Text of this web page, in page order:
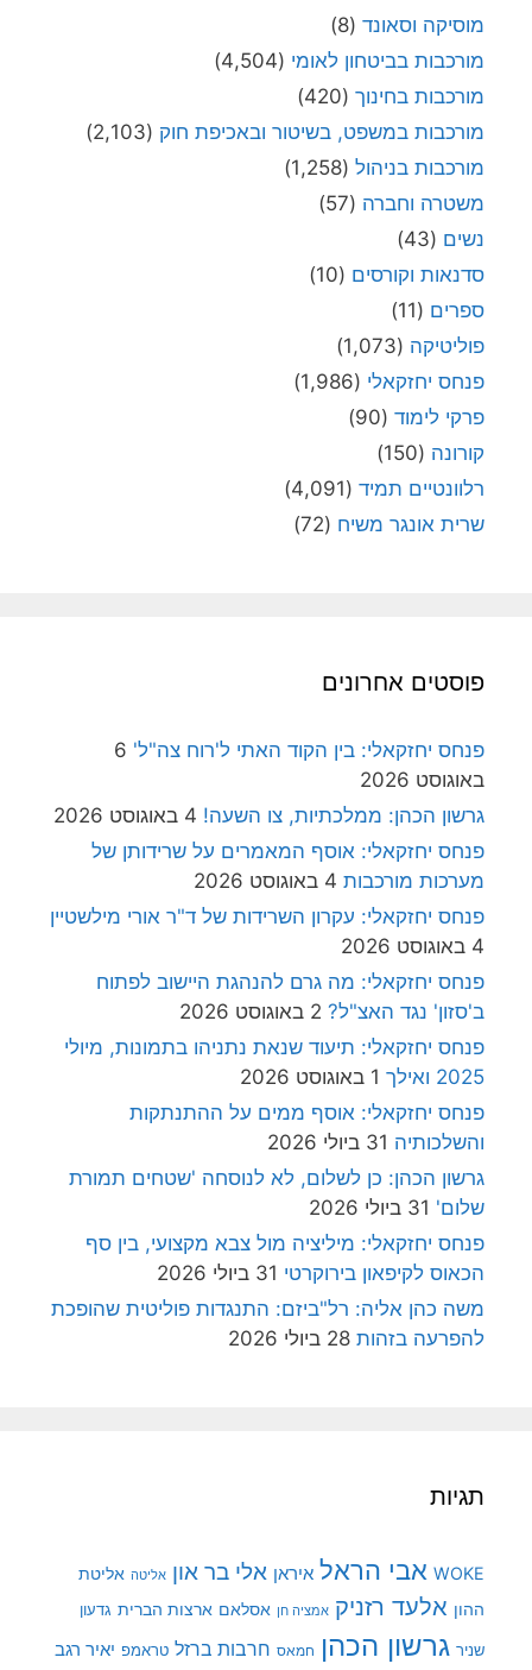
מוסיקה וסאונד (8)
מורכבות בביטחון לאומי (4,504)
מורכבות בחינוך (420)
מורכבות במשפט, בשיטור ובאכיפת חוק (2,103)
מורכבות בניהול (1,258)
משטרה וחברה (57)
נשים (43)
סדנאות וקורסים (10)
ספרים (11)
פוליטיקה (1,073)
פנחס יחזקאלי (1,986)
פרקי לימוד (90)
קורונה (150)
רלוונטיים תמיד (4,091)
שרית אונגר משיח (72)
פוסטים אחרונים
פנחס יחזקאלי: בין הקוד האתי ל'רוח צה"ל' 6
באוגוסט 2026
גרשון הכהן: ממלכתיות, צו השעה! 4 באוגוסט 2026
פנחס יחזקאלי: אוסף המאמרים על שרידותן של
מערכות מורכבות 4 באוגוסט 2026
פנחס יחזקאלי: עקרון השרידות של ד"ר אורי מילשטיין
4 באוגוסט 2026
פנחס יחזקאלי: מה גרם להנהגת היישוב לפתוח
ב'סזון' נגד האצ"ל? 2 באוגוסט 2026
פנחס יחזקאלי: תיעוד שנאת נתניהו בתמונות, מיולי
2025 ואילך
1 באוגוסט 2026
פנחס יחזקאלי: אוסף ממים על ההתנתקות
והשלכותיה 31 ביולי 2026
גרשון הכהן: כן לשלום, לא לנוסחה 'שטחים תמורת
שלום' 31 ביולי 2026
פנחס יחזקאלי: מיליציה מול צבא מקצועי, בין סף
הכאוס לקיפאון בירוקרטי 31 ביולי 2026
משה כהן אליה: רל"ביזם: התנגדות פוליטית שהופכת
להפרעה בזהות 28 ביולי 2026
תגיות
WOKE אבי הראל איראן אלי בר און אליטה אליטת
ההון אלעד רזניק אמציה חן אסלאם ארצות הברית גדעון
שניר גרשון הכהן חמאס חרבות ברזל טראמפ יאיר רגב